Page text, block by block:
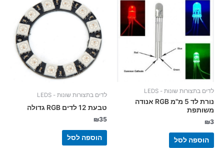
לדים בתצורות שונות - LEDS
נורת לד 5 מ"מ RGB אנודה
משותפת
₪3
הוספה לסל
לדים בתצורות שונות - LEDS
טבעת 12 לדים RGB גדולה
₪35
הוספה לסל